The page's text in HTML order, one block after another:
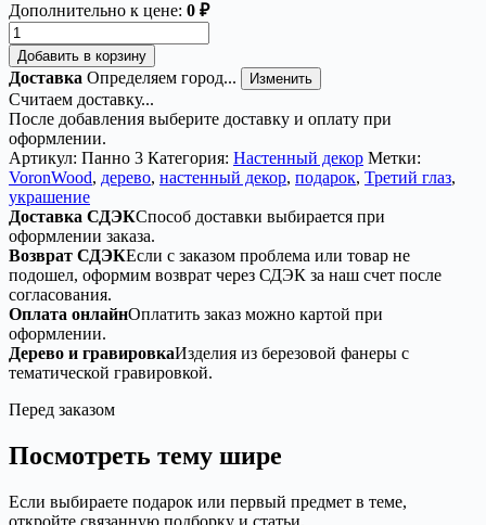
Дополнительно к цене: 0 ₽
Количество
товара
Декор
«Третий
глаз»
—
магическое
панно
черное
Добавить в корзину
Доставка Определяем город... Изменить
Считаем доставку...
После добавления выберите доставку и оплату при
оформлении.
Артикул: Панно 3 Категория: Настенный декор Метки:
VoronWood, дерево, настенный декор, подарок, Третий глаз,
украшение
Доставка СДЭКСпособ доставки выбирается при
оформлении заказа.
Возврат СДЭКЕсли с заказом проблема или товар не
подошел, оформим возврат через СДЭК за наш счет после
согласования.
Оплата онлайнОплатить заказ можно картой при
оформлении.
Дерево и гравировкаИзделия из березовой фанеры с
тематической гравировкой.
Перед заказом
Посмотреть тему шире
Если выбираете подарок или первый предмет в теме,